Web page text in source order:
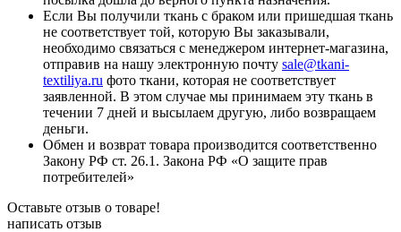
Если Вы получили ткань с браком или пришедшая ткань
не соответствует той, которую Вы заказывали,
необходимо связаться с менеджером интернет-магазина,
отправив на нашу электронную почту sale@tkani-
textiliya.ru фото ткани, которая не соответствует
заявленной. В этом случае мы принимаем эту ткань в
течении 7 дней и высылаем другую, либо возвращаем
деньги.
Обмен и возврат товара производится соответственно
Закону РФ ст. 26.1. Закона РФ «О защите прав
потребителей»
Оставьте отзыв о товаре!
написать отзыв